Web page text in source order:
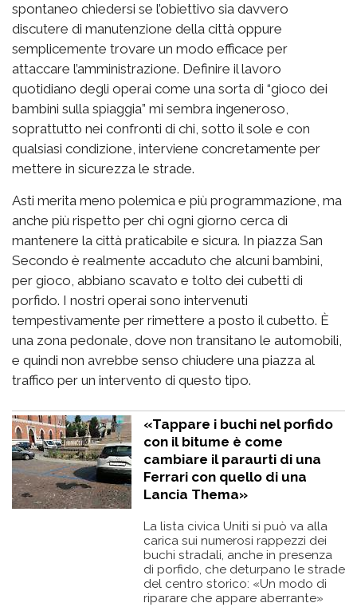
spontaneo chiedersi se l’obiettivo sia davvero
discutere di manutenzione della città oppure
semplicemente trovare un modo efficace per
attaccare l’amministrazione. Definire il lavoro
quotidiano degli operai come una sorta di “gioco dei
bambini sulla spiaggia” mi sembra ingeneroso,
soprattutto nei confronti di chi, sotto il sole e con
qualsiasi condizione, interviene concretamente per
mettere in sicurezza le strade.
Asti merita meno polemica e più programmazione, ma
anche più rispetto per chi ogni giorno cerca di
mantenere la città praticabile e sicura. In piazza San
Secondo è realmente accaduto che alcuni bambini,
per gioco, abbiano scavato e tolto dei cubetti di
porfido. I nostri operai sono intervenuti
tempestivamente per rimettere a posto il cubetto. È
una zona pedonale, dove non transitano le automobili,
e quindi non avrebbe senso chiudere una piazza al
traffico per un intervento di questo tipo.
«Tappare i buchi nel porfido
con il bitume è come
cambiare il paraurti di una
Ferrari con quello di una
Lancia Thema»
La lista civica Uniti si può va alla
carica sui numerosi rappezzi dei
buchi stradali, anche in presenza
di porfido, che deturpano le strade
del centro storico: «Un modo di
riparare che appare aberrante»